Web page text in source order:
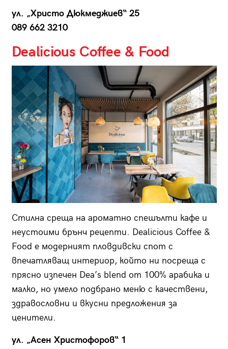
ул. „Христо Дюкмеджиев“ 25
089 662 3210
Dealicious Coffee & Food
Стилна среща на ароматно спешълти кафе и
неустоими брънч рецепти. Dealicious Coffee &
Food e модерният пловдивски спот с
впечатляващ интериор, който ни посреща с
прясно изпечен Dea’s blend от 100% арабика и
малко, но умело подбрано меню с качествени,
здравословни и вкусни предложения за
ценители.
ул. „Асен Христофоров“ 1